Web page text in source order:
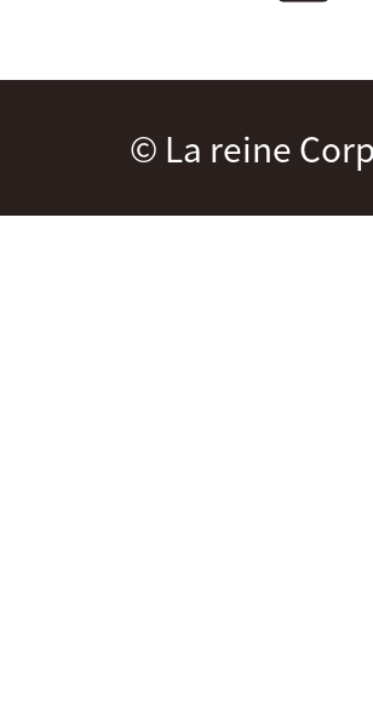
© La reine